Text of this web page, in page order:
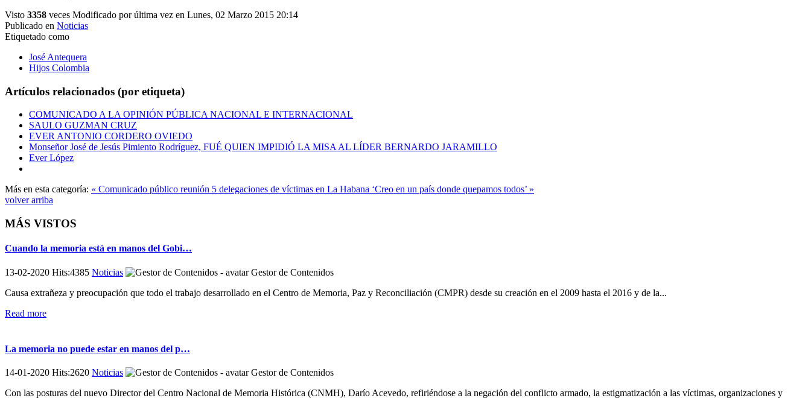
Visto 3358 veces Modificado por última vez en Lunes, 02 Marzo 2015 20:14
Publicado en Noticias
Etiquetado como
José Antequera
Hijos Colombia
Artículos relacionados (por etiqueta)
COMUNICADO A LA OPINIÓN PÚBLICA NACIONAL E INTERNACIONAL
SAULO GUZMAN CRUZ
EVER ANTONIO CORDERO OVIEDO
Monseñor José de Jesús Pimiento Rodríguez, FUÉ QUIEN IMPIDIÓ LA MISA AL LÍDER BERNARDO JARAMILLO
Ever López
Más en esta categoría: « Comunicado público reunión 5 delegaciones de víctimas en La Habana ‘Creo en un país donde quepamos todos’ »
volver arriba
MÁS VISTOS
Cuando la memoria está en manos del Gobi…
13-02-2020 Hits:4385 Noticias
Gestor de Contenidos
Causa extrañeza y preocupación que todo el trabajo desarrollado en el Centro de Memoria, Paz y Reconciliación (CMPR) desde su creación en el 2009 hasta el 2016 y de la...
Read more
La memoria no puede estar en manos del p…
14-01-2020 Hits:2620 Noticias
Gestor de Contenidos
Con las posturas del nuevo Director del Centro Nacional de Memoria Histórica (CNMH), Darío Acevedo, refiriéndose a la negación del conflicto armado, la estigmatización a las víctimas, organizaciones y